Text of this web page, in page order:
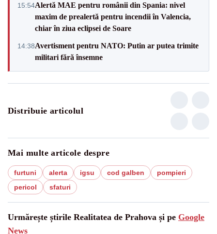
15:54Alertă MAE pentru românii din Spania: nivel
maxim de prealertă pentru incendii în Valencia,
chiar în ziua eclipsei de Soare
14:38Avertisment pentru NATO: Putin ar putea trimite
militari fără însemne
Distribuie articolul
Mai multe articole despre
furtuni alerta igsu cod galben
pompieri
pericol
sfaturi
Urmărește știrile Realitatea de Prahova și pe Google
News